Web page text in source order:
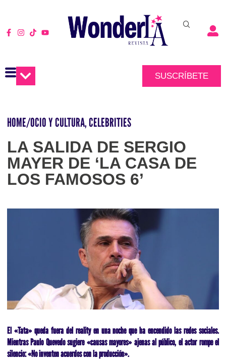
SUSCRÍBETE
HOME/OCIO Y CULTURA,CELEBRITIES
LA SALIDA DE SERGIO
MAYER DE ‘LA CASA DE
LOS FAMOSOS 6’
El «Tata» queda fuera del reality en una noche que ha encendido las redes sociales.
Mientras Paulo Quevedo sugiere «causas mayores» ajenas al público, el actor rompe el
silencio: «No inventen acuerdos con la producción».